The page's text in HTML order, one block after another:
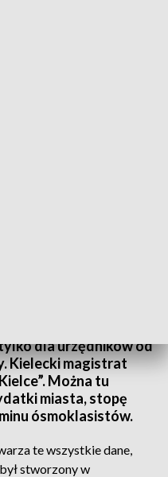
dla urzędników od
Kielecki magistrat
Można tu
miasta, stopę
ósmoklasistów.
te wszystkie dane,
stworzony w